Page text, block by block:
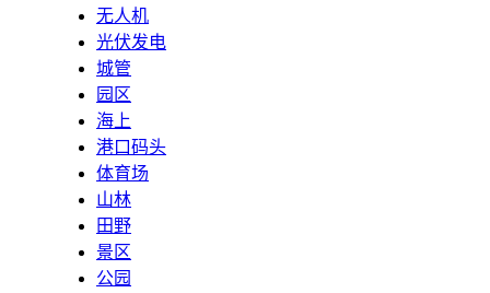
无人机
光伏发电
城管
园区
海上
港口码头
体育场
山林
田野
景区
公园